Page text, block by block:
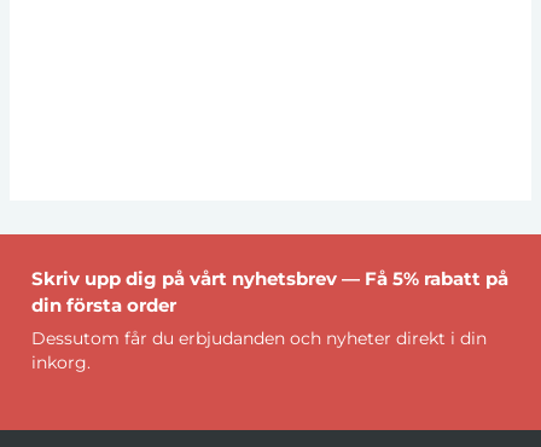
Skriv upp dig på vårt nyhetsbrev — Få 5% rabatt på
din första order
Dessutom får du erbjudanden och nyheter direkt i din
inkorg.